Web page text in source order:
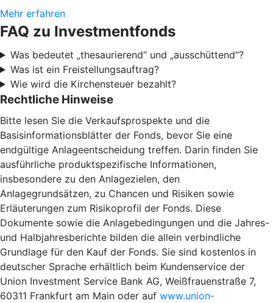
Mehr erfahren
FAQ zu Investmentfonds
Was bedeutet „thesaurierend“ und „ausschüttend“?
Was ist ein Freistellungsauftrag?
Wie wird die Kirchensteuer bezahlt?
Rechtliche Hinweise
Bitte lesen Sie die Verkaufsprospekte und die
Basisinformationsblätter der Fonds, bevor Sie eine
endgültige Anlageentscheidung treffen. Darin finden Sie
ausführliche produktspezifische Informationen,
insbesondere zu den Anlagezielen, den
Anlagegrundsätzen, zu Chancen und Risiken sowie
Erläuterungen zum Risikoprofil der Fonds. Diese
Dokumente sowie die Anlagebedingungen und die Jahres-
und Halbjahresberichte bilden die allein verbindliche
Grundlage für den Kauf der Fonds. Sie sind kostenlos in
deutscher Sprache erhältlich beim Kundenservice der
Union Investment Service Bank AG, Weißfrauenstraße 7,
60311 Frankfurt am Main oder auf www.union-